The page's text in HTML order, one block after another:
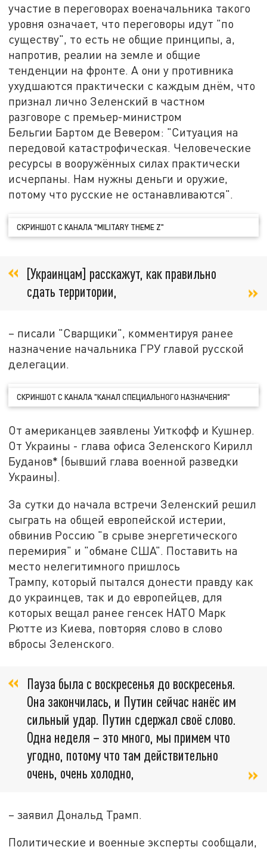
участие в переговорах военачальника такого
уровня означает, что переговоры идут "по
существу", то есть не общие принципы, а,
напротив, реалии на земле и общие
тенденции на фронте. А они у противника
ухудшаются практически с каждым днём, что
признал лично Зеленский в частном
разговоре с премьер-министром
Бельгии Бартом де Вевером: "Ситуация на
передовой катастрофическая. Человеческие
ресурсы в вооружённых силах практически
исчерпаны. Нам нужны деньги и оружие,
потому что русские не останавливаются".
СКРИНШОТ С КАНАЛА "MILITARY THEME Z"
[Украинцам] расскажут, как правильно
сдать территории,
– писали "Сварщики", комментируя ранее
назначение начальника ГРУ главой русской
делегации.
СКРИНШОТ С КАНАЛА "КАНАЛ СПЕЦИАЛЬНОГО НАЗНАЧЕНИЯ"
От американцев заявлены Уиткофф и Кушнер.
От Украины - глава офиса Зеленского Кирилл
Буданов* (бывший глава военной разведки
Украины).
За сутки до начала встречи Зеленский решил
сыграть на общей европейской истерии,
обвинив Россию "в срыве энергетического
перемирия" и "обмане США". Поставить на
место нелегитимного пришлось
Трампу, который пытался донести правду как
до украинцев, так и до европейцев, для
которых вещал ранее генсек НАТО Марк
Рютте из Киева, повторяя слово в слово
вбросы Зеленского.
Пауза была с воскресенья до воскресенья.
Она закончилась, и Путин сейчас нанёс им
сильный удар. Путин сдержал своё слово.
Одна неделя – это много, мы примем что
угодно, потому что там действительно
очень, очень холодно,
– заявил Дональд Трамп.
Политические и военные эксперты сообщали,